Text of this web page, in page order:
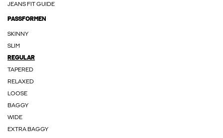
JEANS FIT GUIDE
PASSFORMEN
SKINNY
SLIM
REGULAR
TAPERED
RELAXED
LOOSE
BAGGY
WIDE
EXTRA BAGGY